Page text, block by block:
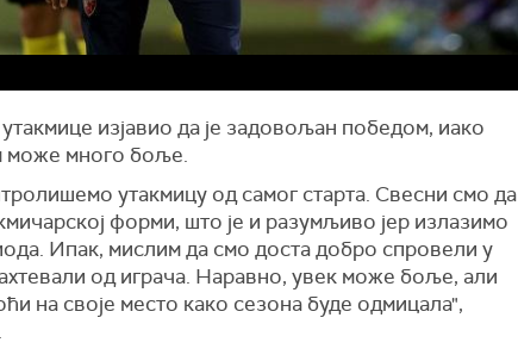
изјавио да је задовољан победом, иако
може много боље.
утакмицу од самог старта. Свесни смо да
форми, што је и разумљиво јер излазимо
Ипак, мислим да смо доста добро спровели у
од играча. Наравно, увек може боље, али
на своје место како сезона буде одмицала",